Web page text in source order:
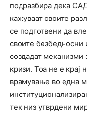
подразбира дека
кажуваат своите
се подготвени да
своите безбедносни
создадат механизми
кризи. Тоа не е крај
врамување во една
тек низ утврдени